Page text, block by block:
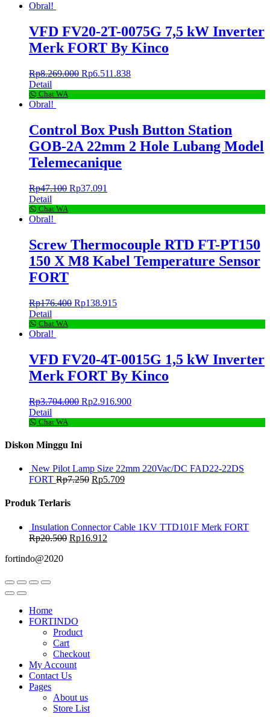
Obral!
VFD FV20-2T-0075G 7,5 kW Inverter
Merk FORT By Kinco
Rp8.269.000 Rp6.511.838
Detail
Chat WA
Obral!
Control Box Push Button Station
GOB-2A 22mm 2 Hole Lubang Model
Telemecanique
Rp47.100 Rp37.091
Detail
Chat WA
Obral!
Screw Thermocouple RTD FT-PT150
150 X M8 Kabel Temperature Sensor
FORT
Rp176.400 Rp138.915
Detail
Chat WA
Obral!
VFD FV20-4T-0015G 1,5 kW Inverter
Merk FORT By Kinco
Rp3.704.000 Rp2.916.900
Detail
Chat WA
Diskon Minggu Ini
New Pilot Lamp Size 22mm 220Vac/DC FAD22-22DS
FORT Rp7.250 Rp5.709
Produk Terlaris
Insulation Connector Cable 1KV TTD101F Merk FORT
Rp20.500 Rp16.912
fortindo@2020
Home
FORTINDO
Product
Cart
Checkout
My Account
Contact Us
Pages
About us
Store List